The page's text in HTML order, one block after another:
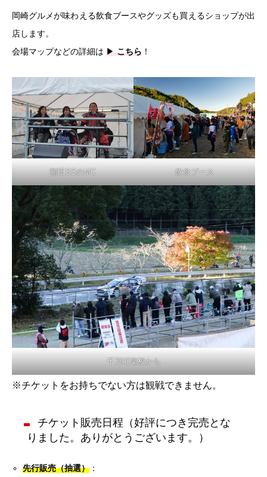
岡崎グルメが味わえる飲食ブースやグッズも買えるショップが出
店します。
会場マップなどの詳細は ▶こちら ！
額田SSのMC 飲食ブース
千万町楽校から
※チケットをお持ちでない方は観戦できません。
チケット販売日程（好評につき完売とな
りました。ありがとうございます。）
先行販売（抽選） ：